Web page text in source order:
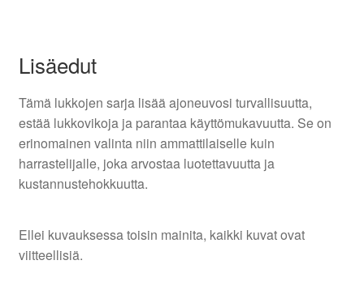
Lisäedut
Tämä lukkojen sarja lisää ajoneuvosi turvallisuutta,
estää lukkovikoja ja parantaa käyttömukavuutta. Se on
erinomainen valinta niin ammattilaiselle kuin
harrastelijalle, joka arvostaa luotettavuutta ja
kustannustehokkuutta.
Ellei kuvauksessa toisin mainita, kaikki kuvat ovat
viitteellisiä.